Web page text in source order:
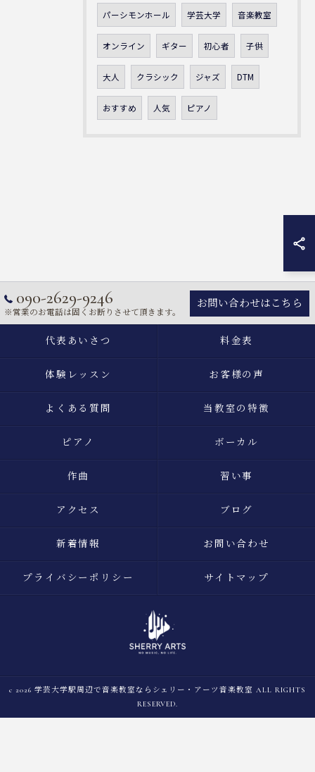
パーシモンホール 学芸大学 音楽教室
オンライン ギター 初心者 子供
大人 クラシック ジャズ DTM
おすすめ 人気 ピアノ
090-2629-9246
※営業のお電話は固くお断りさせて頂きます。
お問い合わせはこちら
代表あいさつ 料金表
体験レッスン お客様の声
よくある質問 当教室の特徴
ピアノ ボーカル
作曲 習い事
アクセス ブログ
新着情報 お問い合わせ
プライバシーポリシー サイトマップ
c 2026 学芸大学駅周辺で音楽教室ならシェリー・アーツ音楽教室 ALL RIGHTS
RESERVED.